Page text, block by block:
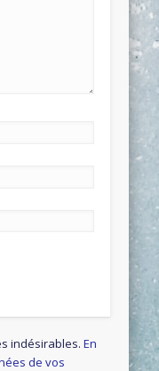
indésirables.En
de vos